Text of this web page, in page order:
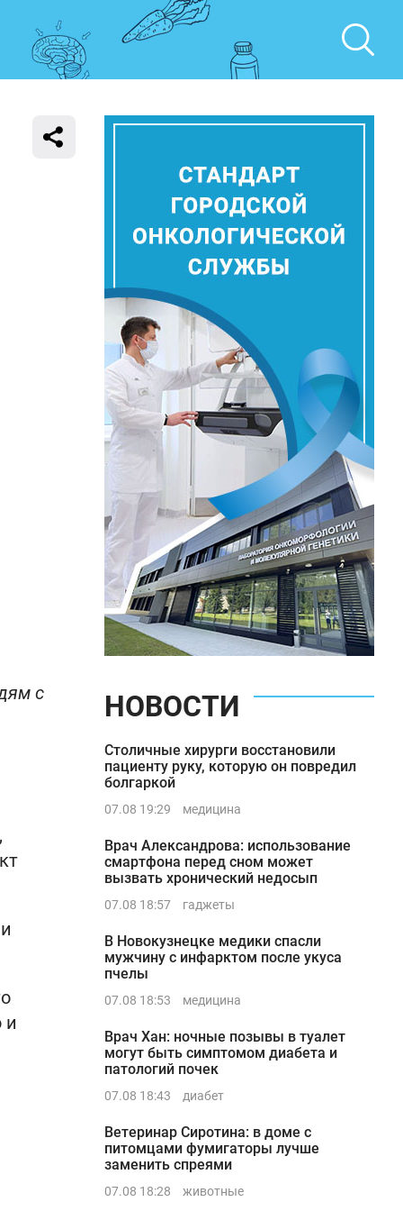
с
и
НОВОСТИ
Столичные хирурги восстановили
пациенту руку, которую он повредил
болгаркой
07.08 19:29 медицина
Врач Александрова: использование
смартфона перед сном может
вызвать хронический недосып
07.08 18:57 гаджеты
В Новокузнецке медики спасли
мужчину с инфарктом после укуса
пчелы
07.08 18:53 медицина
Врач Хан: ночные позывы в туалет
могут быть симптомом диабета и
патологий почек
07.08 18:43 диабет
Ветеринар Сиротина: в доме с
питомцами фумигаторы лучше
заменить спреями
07.08 18:28 животные